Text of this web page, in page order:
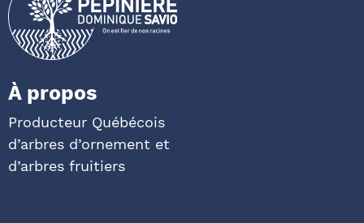
À propos
Producteur Québécois
d’arbres d’ornement et
d’arbres fruitiers